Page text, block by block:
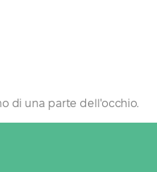
di una parte dell'occhio.